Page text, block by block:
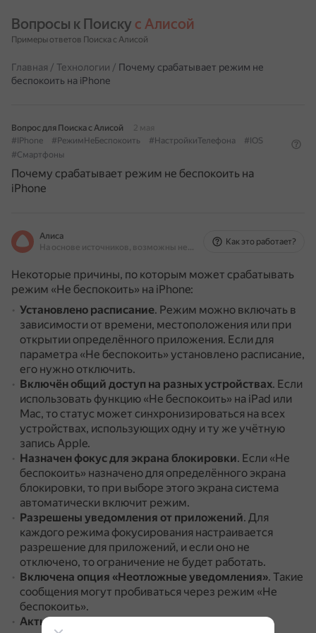
Вопросы к Поиску с Алисой
Примеры ответов Поиска с Алисой
Главная / Технологии / Почему срабатывает режим не
беспокоить на iPhone
Вопрос для Поиска с Алисой
2 мая
#IPhone
#РежимНеБеспокоить #НастройкиТелефона
#IOS
#Смартфоны
Почему срабатывает режим не беспокоить на
iPhone
Алиса
На основе источников, возможны неточности
Как это работает?
Некоторые причины, по которым может срабатывать
режим «Не беспокоить» на iPhone:
Установлено расписание. Режим можно включать в
зависимости от времени, местоположения или при
открытии определённого приложения. Если для
параметра «Не беспокоить» установлено расписание,
его нужно отключить.
Включён общий доступ на разных устройствах. Если
использовать функцию «Не беспокоить» на iPad или
Mac, то статус может синхронизироваться на всех
устройствах, использующих одну и ту же учётную
запись Apple.
Назначен фокус для экрана блокировки. Если «Не
беспокоить» назначено для определённого экрана
блокировки, то при выборе этого экрана система
автоматически включит режим.
Разрешены уведомления от приложений. Для
каждого режима фокусирования настраивается
разрешение для приложений, и если оно не
отключено, то ограничение не будет работать.
Включена опция «Неотложные уведомления». Такие
сообщения могут пробиваться через режим «Не
беспокоить».
Активирована сводка уведомлений.При её